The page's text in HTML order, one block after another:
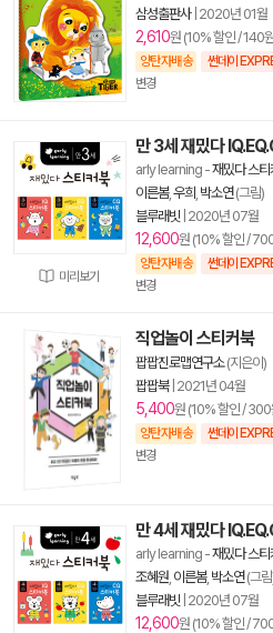
삼성출판사| 2020년 01월
2,610원 (10% 할인 / 140
양탄자배송 썬데이
변경
미리보기
만 3세 재밌다
arly learning -재밌다 스티
이른봄, 우희 박소연(그림)
블루래빗 2020년 07월
12,600원 (10% 할인 /
양탄자배송 썬데이
변경
직업놀이 스티커북
팝팝진로맵연구소(지은이)
팝팝북| 2021년 04월
5,400원 (10% 할인 / 300
양탄자배송 썬데이
변경
만 4세 재밌다
arly learning -재밌다 스티
조혜원 이른봄, 박소연(그
블루래빗 2020년 07월
12,600원 (10% 할인 /